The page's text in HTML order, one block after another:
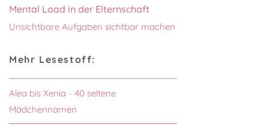
Mental Load in der Elternschaft
Unsichtbare Aufgaben sichtbar machen
Mehr Lesestoff:
Alea bis Xenia - 40 seltene
Mädchennamen